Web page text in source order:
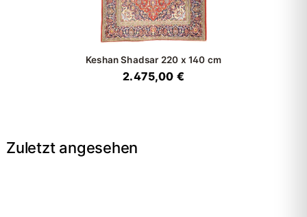
Keshan Shadsar 220 x 140 cm
2.475,00 €
Zuletzt angesehen